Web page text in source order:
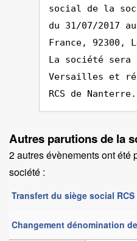
social de la
du 31/07/2017
France, 92300,
La société sera
Versailles et
RCS de Nanterre.
Autres parutions de la
2 autres évènements ont été
société :
Transfert du siège social RCS
Changement dénomination